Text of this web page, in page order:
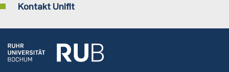
Kontakt Unifit